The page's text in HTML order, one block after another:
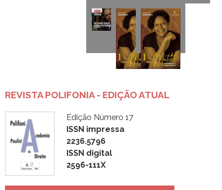
REVISTA POLIFONIA - EDIÇÃO ATUAL
Edição Número 17
ISSN impressa
2236.5796
ISSN digital
2596-111X